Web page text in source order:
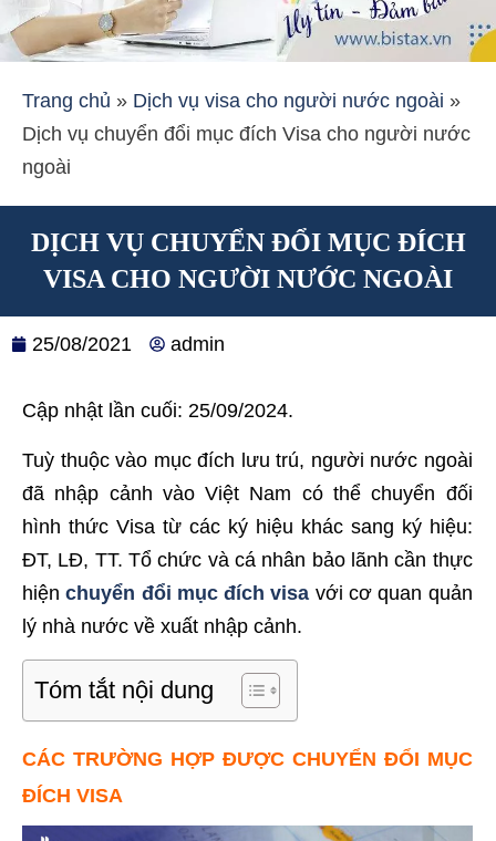
Trang chủ » Dịch vụ visa cho người nước ngoài »
Dịch vụ chuyển đổi mục đích Visa cho người nước
ngoài
DỊCH VỤ CHUYỂN ĐỔI MỤC ĐÍCH
VISA CHO NGƯỜI NƯỚC NGOÀI
25/08/2021 admin
Cập nhật lần cuối: 25/09/2024.
Tuỳ thuộc vào mục đích lưu trú, người nước ngoài
đã nhập cảnh vào Việt Nam có thể chuyển đối
hình thức Visa từ các ký hiệu khác sang ký hiệu:
ĐT, LĐ, TT. Tổ chức và cá nhân bảo lãnh cần thực
hiệnchuyển đổi mục đích visa với cơ quan quản
lý nhà nước về xuất nhập cảnh.
Tóm tắt nội dung
CÁC TRƯỜNG HỢP ĐƯỢC CHUYỂN ĐỔI MỤC
ĐÍCH VISA